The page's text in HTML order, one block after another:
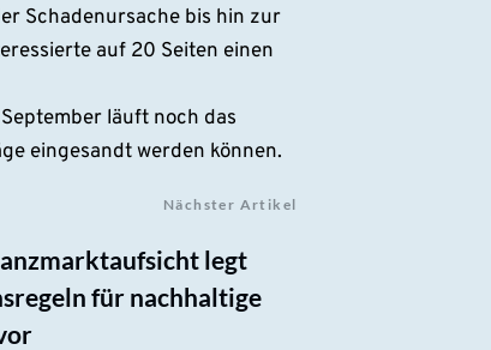
Schadenursache bis hin zur
auf 20 Seiten einen
läuft noch das
eingesandt werden können.
Nächster Artikel
legt
für nachhaltige